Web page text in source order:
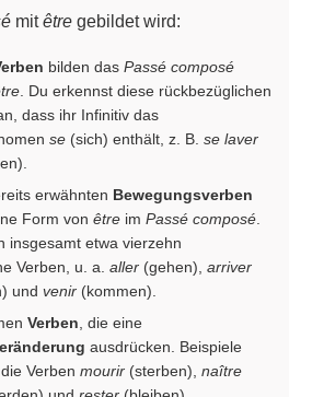
mitêtre gebildet wird:
bilden das Passé composé
. Du erkennst diese rückbezüglichen
dass ihr Infinitiv das
se (sich) enthält, z. B. se laver
erwähnten Bewegungsverben
Form von être im Passé composé
insgesamt etwa vierzehn
Verben, u. a. aller (gehen), arriver
und venir (kommen).
Verben , die eine
ausdrücken. Beispiele
Verben mourir (sterben), naître